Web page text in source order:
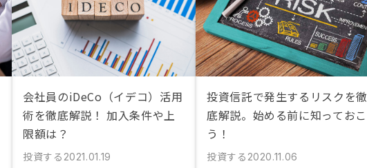
会社員のiDeCo（イデコ）活用
術を徹底解説！ 加入条件や上
限額は？
投資する 2021.01.19
投資信託で発生するリスクを徹
底解説。始める前に知っておこ
う！
投資する 2020.11.06